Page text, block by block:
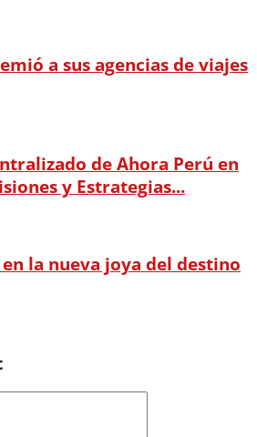
a sus agencias de viajes
de Ahora Perú en
y Estrategias...
la nueva joya del destino